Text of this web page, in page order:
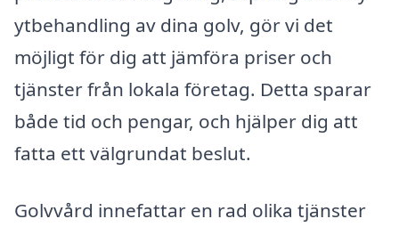
ytbehandling av dina golv, gör vi det
möjligt för dig att jämföra priser och
tjänster från lokala företag. Detta sparar
både tid och pengar, och hjälper dig att
fatta ett välgrundat beslut.
Golvvård innefattar en rad olika tjänster